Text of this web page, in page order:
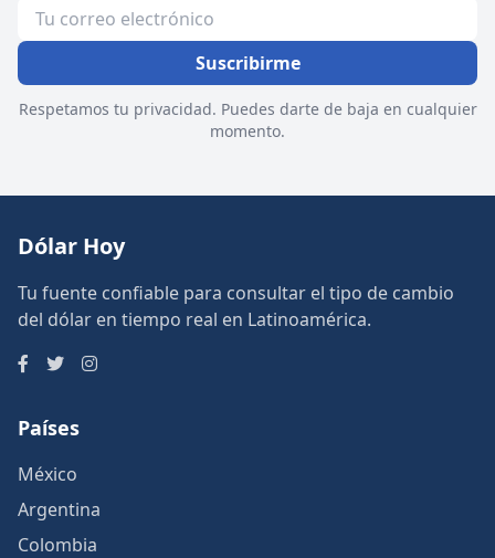
Suscribirme
Respetamos tu privacidad. Puedes darte de baja en cualquier
momento.
Dólar Hoy
Tu fuente confiable para consultar el tipo de cambio
del dólar en tiempo real en Latinoamérica.
Países
México
Argentina
Colombia